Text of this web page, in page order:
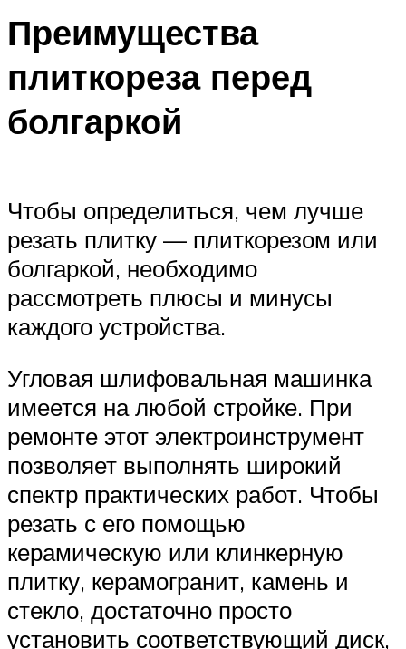
Преимущества
плиткореза перед
болгаркой
Чтобы определиться, чем лучше
резать плитку — плиткорезом или
болгаркой, необходимо
рассмотреть плюсы и минусы
каждого устройства.
Угловая шлифовальная машинка
имеется на любой стройке. При
ремонте этот электроинструмент
позволяет выполнять широкий
спектр практических работ. Чтобы
резать с его помощью
керамическую или клинкерную
плитку, керамогранит, камень и
стекло, достаточно просто
установить соответствующий диск,